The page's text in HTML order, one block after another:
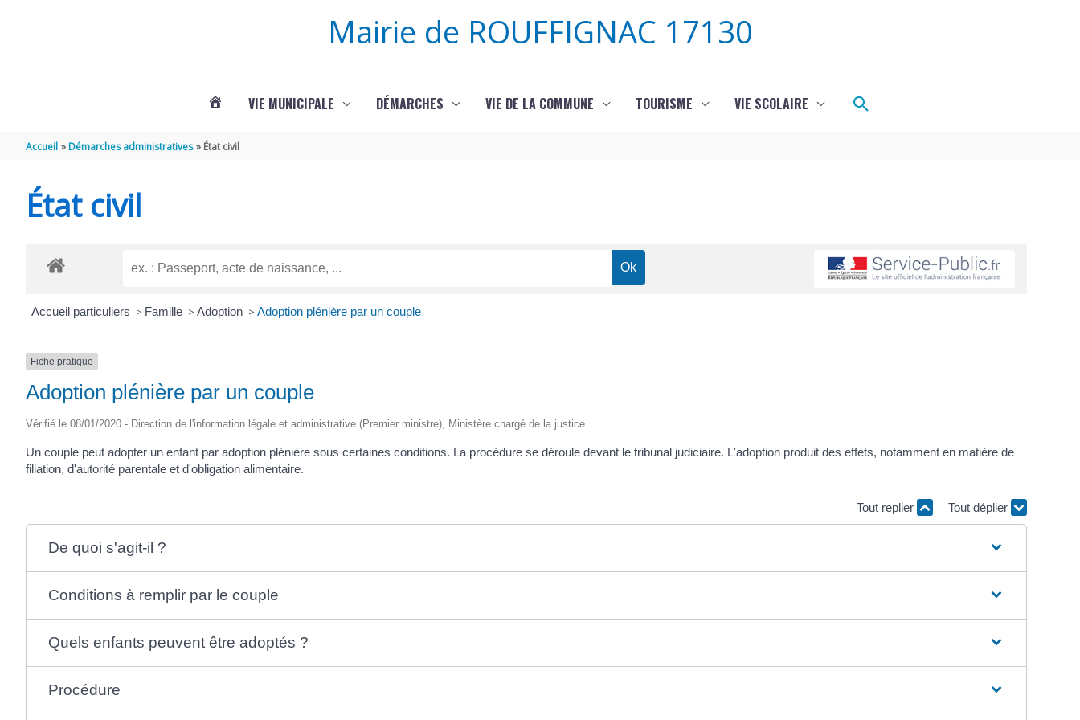
Mairie de ROUFFIGNAC 17130
VIE MUNICIPALE DÉMARCHES VIE DE LA COMMUNE TOURISME VIE SCOLAIRE Rechercher
Accueil Démarches administratives État civil
État civil
Accueil particuliers > Famille > Adoption > Adoption plénière par un couple
Fiche pratique
Adoption plénière par un couple
Vérifié le 08/01/2020 - Direction de l'information légale et administrative (Premier ministre), Ministère chargé de la justice
Un couple peut adopter un enfant par adoption plénière sous certaines conditions. La procédure se déroule devant le tribunal judiciaire. L'adoption produit des effets, notamment en matière de
filiation, d'autorité parentale et d'obligation alimentaire.
Tout replier Tout déplier
De quoi s'agit-il ?
Conditions à remplir par le couple
Quels enfants peuvent être adoptés ?
Procédure